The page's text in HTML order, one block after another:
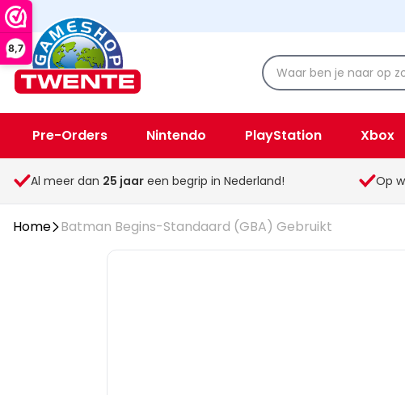
8,7
Pre-Orders Nintendo PlayStation Xbox
Spellen & Speelgoed Overige
Al meer dan 25 jaar een begrip in Nederland! Op
Home Batman Begins-Standaard (GBA) Gebruikt